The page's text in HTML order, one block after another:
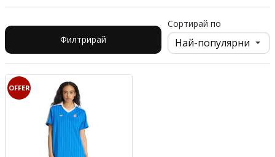
Филтрирай
Сортирай по
OFFER